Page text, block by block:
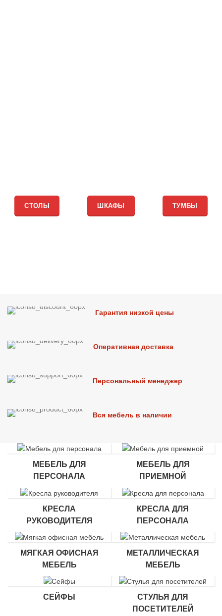
СТОЛЫ ШКАФЫ ТУМБЫ
Гарантия низкой цены
Оперативная доставка
Персональный менеджер
Вся мебель в наличии
МЕБЕЛЬ ДЛЯ
ПЕРСОНАЛА
МЕБЕЛЬ ДЛЯ
ПРИЕМНОЙ
КРЕСЛА
РУКОВОДИТЕЛЯ
КРЕСЛА ДЛЯ
ПЕРСОНАЛА
МЯГКАЯ ОФИСНАЯ
МЕБЕЛЬ
МЕТАЛЛИЧЕСКАЯ
МЕБЕЛЬ
СЕЙФЫ
СТУЛЬЯ ДЛЯ
ПОСЕТИТЕЛЕЙ